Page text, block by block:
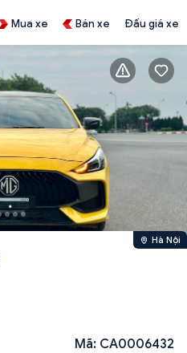
Mua xe Bán xe Đấu giá xe
Hà Nội
Mã: CA0006432